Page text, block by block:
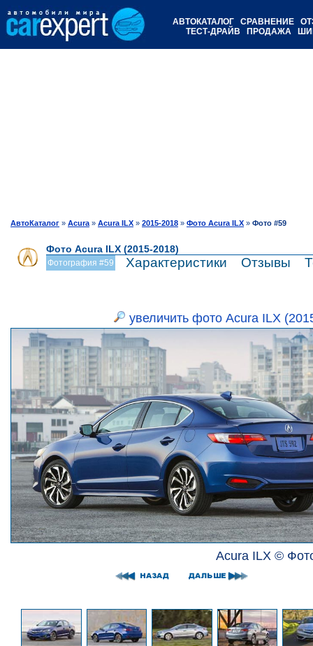
АВТОКАТАЛОГ СРАВНЕНИЕ
ТЕСТ-ДРАЙВ
ПРОДАЖА
АвтоКаталог » Acura » Acura ILX » 2015-2018 » Фото Acura ILX » Фото #59
Фото Acura ILX (2015-2018)
Фотография #59 Характеристики Отзывы
увеличить фото Acura ILX
Acura ILX ©